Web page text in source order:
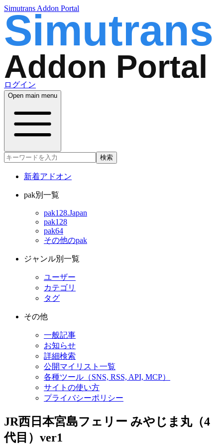
Simutrans Addon Portal
ログイン
Open main menu
検索
新着アドオン
pak別一覧
pak128.Japan
pak128
pak64
その他のpak
ジャンル別一覧
ユーザー
カテゴリ
タグ
その他
一般記事
お知らせ
詳細検索
公開マイリスト一覧
各種ツール（SNS, RSS, API, MCP）
サイトの使い方
プライバシーポリシー
JR西日本宮島フェリー みやじま丸（4
代目）ver1